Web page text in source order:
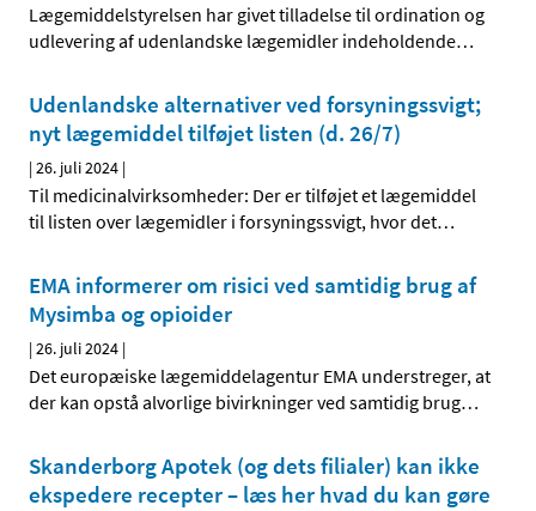
Lægemiddelstyrelsen har givet tilladelse til ordination og
udlevering af udenlandske lægemidler indeholdende…
Udenlandske alternativer ved forsyningssvigt;
nyt lægemiddel tilføjet listen (d. 26/7)
|26. juli 2024 |
Til medicinalvirksomheder: Der er tilføjet et lægemiddel
til listen over lægemidler i forsyningssvigt, hvor det…
EMA informerer om risici ved samtidig brug af
Mysimba og opioider
|26. juli 2024 |
Det europæiske lægemiddelagentur EMA understreger, at
der kan opstå alvorlige bivirkninger ved samtidig brug…
Skanderborg Apotek (og dets filialer) kan ikke
ekspedere recepter – læs her hvad du kan gøre